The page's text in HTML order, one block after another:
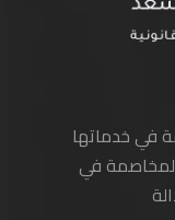
في خدماتها
في